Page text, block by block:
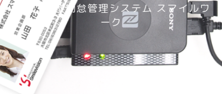
クラウド型勤怠管理システム スマイルワ
ーク